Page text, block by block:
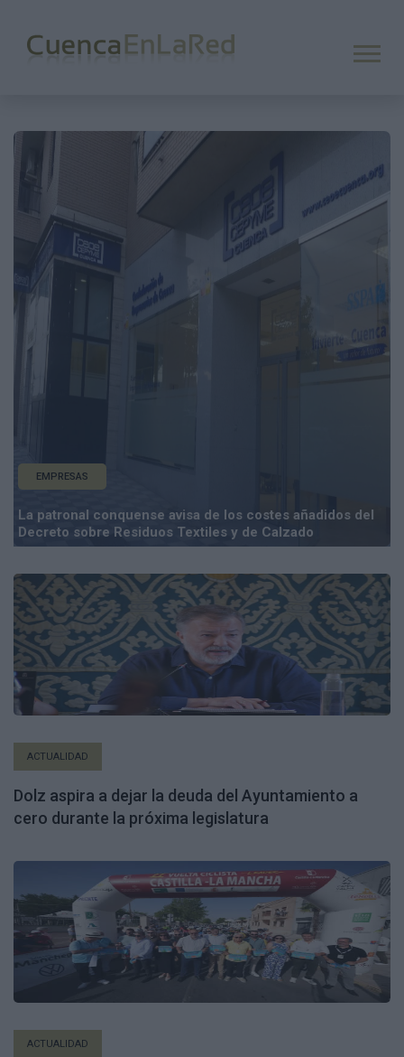
EMPRESAS
La patronal conquense avisa de los costes añadidos del
Decreto sobre Residuos Textiles y de Calzado
ACTUALIDAD
Dolz aspira a dejar la deuda del Ayuntamiento a
cero durante la próxima legislatura
ACTUALIDAD